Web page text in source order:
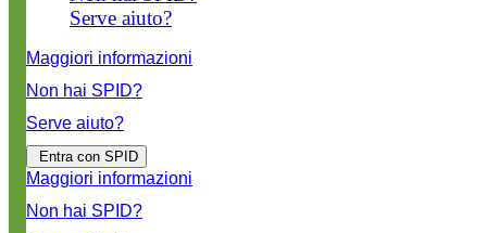
Serve aiuto?
Maggiori informazioni
Non hai SPID?
Serve aiuto?
Entra con SPID
Maggiori informazioni
Non hai SPID?